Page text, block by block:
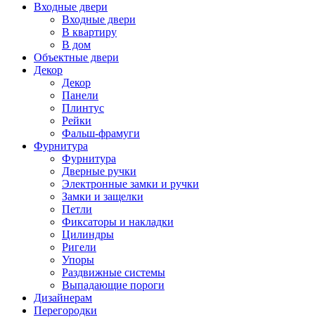
Входные двери
Входные двери
В квартиру
В дом
Объектные двери
Декор
Декор
Панели
Плинтус
Рейки
Фальш-фрамуги
Фурнитура
Фурнитура
Дверные ручки
Электронные замки и ручки
Замки и защелки
Петли
Фиксаторы и накладки
Цилиндры
Ригели
Упоры
Раздвижные системы
Выпадающие пороги
Дизайнерам
Перегородки